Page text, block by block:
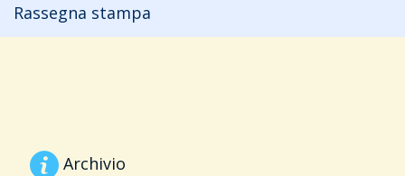
Rassegna stampa
Archivio